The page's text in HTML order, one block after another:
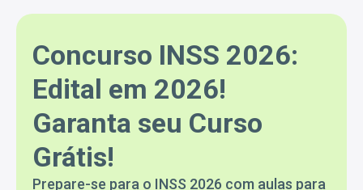
Concurso INSS 2026:
Edital em 2026!
Garanta seu Curso
Grátis!
Prepare-se para o INSS 2026 com aulas para